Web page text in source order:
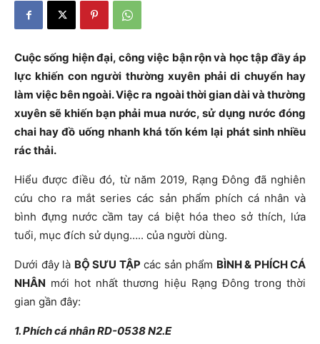
Cuộc sống hiện đại, công việc bận rộn và học tập đầy áp
lực khiến con người thường xuyên phải di chuyển hay
làm việc bên ngoài. Việc ra ngoài thời gian dài và thường
xuyên sẽ khiến bạn phải mua nước, sử dụng nước đóng
chai hay đồ uống nhanh khá tốn kém lại phát sinh nhiều
rác thải.
Hiểu được điều đó, từ năm 2019, Rạng Đông đã nghiên
cứu cho ra mắt series các sản phẩm phích cá nhân và
bình đựng nước cầm tay cá biệt hóa theo sở thích, lứa
tuổi, mục đích sử dụng….. của người dùng.
Dưới đây là BỘ SƯU TẬP các sản phẩm BÌNH & PHÍCH CÁ
NHÂN mới hot nhất thương hiệu Rạng Đông trong thời
gian gần đây:
1. Phích cá nhân RD-0538 N2.E